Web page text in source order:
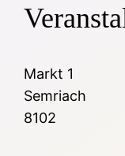
Markt 1
Semriach
8102